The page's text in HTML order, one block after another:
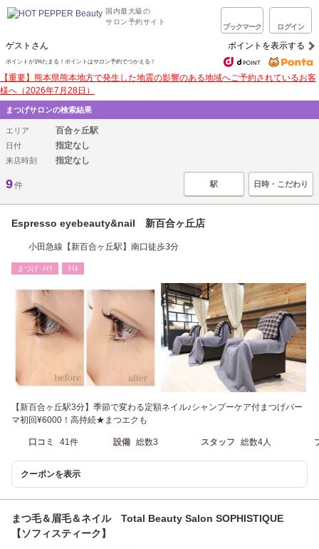
国内最大級の
サロン予約サイト
ブックマーク ログイン
ゲストさん ポイントを表示する
ポイントが1%たまる！ポイントはサロン予約でつかえる！
【重要】熊本県熊本地方で発生した地震の影響のある地域へご予約されているお客
様へ（2026年7月28日）
まつげサロンの検索結果
エリア 百合ヶ丘駅
日付 指定なし
来店時刻 指定なし
9件 駅 日時・こだわり
Espresso eyebeauty&nail 新百合ヶ丘店
小田急線【新百合ヶ丘駅】南口徒歩3分
まつげ･ﾒｲｸ ﾈｲﾙ
【新百合ヶ丘駅3分】季節で変わる定額ネイル♪シャンプーケア付まつげパー
マ初回¥6000！高持続★まつエクも
口コミ 41件 設備 総数3 スタッフ 総数4人
クーポンを表示
まつ毛＆眉毛＆ネイル Total Beauty Salon SOPHISTIQUE
【ソフィスティーク】